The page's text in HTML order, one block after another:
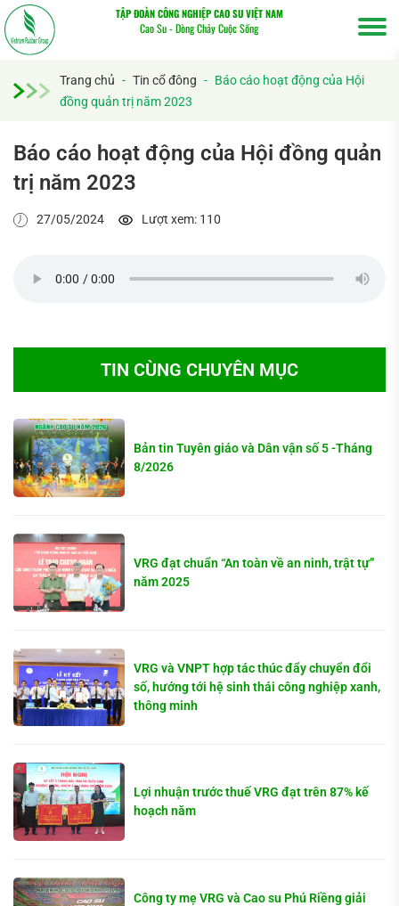
TẬP ĐOÀN CÔNG NGHIỆP CAO SU VIỆT NAM
Cao Su - Dòng Chảy Cuộc Sống
Trang chủ - Tin cổ đông - Báo cáo hoạt động của Hội
đồng quản trị năm 2023
Báo cáo hoạt động của Hội đồng quản
trị năm 2023
27/05/2024 Lượt xem: 110
TIN CÙNG CHUYÊN MỤC
Bản tin Tuyên giáo và Dân vận số 5 -Tháng
8/2026
VRG đạt chuẩn “An toàn về an ninh, trật tự”
năm 2025
VRG và VNPT hợp tác thúc đẩy chuyển đổi
số, hướng tới hệ sinh thái công nghiệp xanh,
thông minh
Lợi nhuận trước thuế VRG đạt trên 87% kế
hoạch năm
Công ty mẹ VRG và Cao su Phú Riềng giải
Tìm